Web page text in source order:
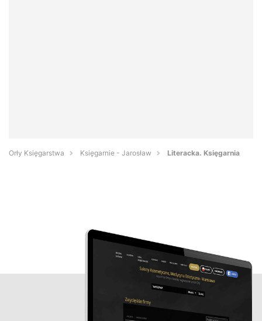
Orły Księgarstwa Księgarnie - Jarosław Literacka. Księgarnia